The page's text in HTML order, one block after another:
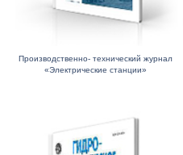
Производственно- технический журнал
«Электрические станции»